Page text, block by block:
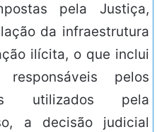
pela Justiça,
da infraestrutura
ilícita, o que inclui
pelos
utilizados pela
a decisão judicial